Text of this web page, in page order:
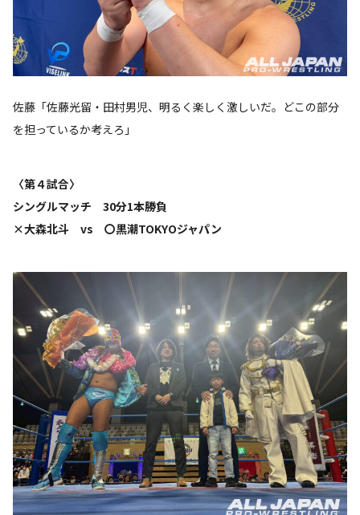
佐藤「佐藤光留・田村男児、明るく楽しく激しいだ。どこの部分
を担っているか考えろ」
〈第４試合〉
シングルマッチ 30分1本勝負
×大森北斗 vs 〇黒潮TOKYOジャパン